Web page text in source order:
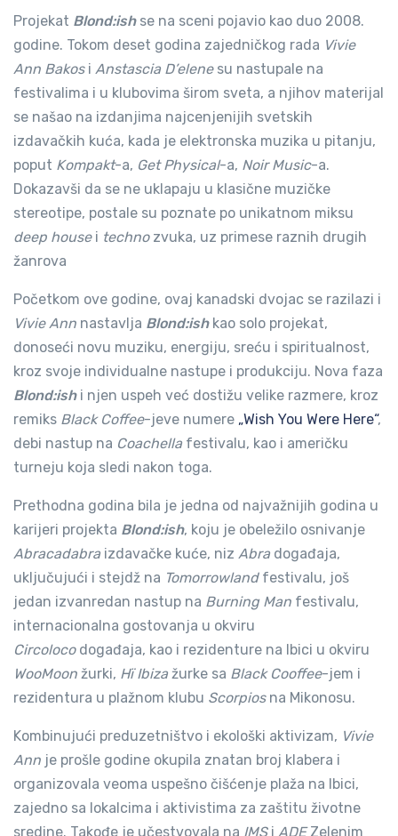
Projekat Blond:ishse na sceni pojavio kao duo 2008.
godine. Tokom deset godina zajedničkog rada Vivie
Ann Bakosi Anstascia D’elenesu nastupale na
festivalima i u klubovima širom sveta, a njihov materijal
se našao na izdanjima najcenjenijih svetskih
izdavačkih kuća, kada je elektronska muzika u pitanju,
poput Kompakt-a, Get Physical-a, Noir Music-a.
Dokazavši da se ne uklapaju u klasične muzičke
stereotipe, postale su poznate po unikatnom miksu
deep housei technozvuka, uz primese raznih drugih
žanrova
Početkom ove godine, ovaj kanadski dvojac se razilazi i
Vivie Ann nastavlja Blond:ishkao solo projekat,
donoseći novu muziku, energiju, sreću i spiritualnost,
kroz svoje individualne nastupe i produkciju. Nova faza
Blond:ishi njen uspeh već dostižu velike razmere, kroz
remiks Black Coffee-jeve numere „Wish You Were Here“,
debi nastup na Coachella festivalu, kao i američku
turneju koja sledi nakon toga.
Prethodna godina bila je jedna od najvažnijih godina u
karijeri projekta Blond:ish, koju je obeležilo osnivanje
Abracadabra izdavačke kuće, niz Abra događaja,
uključujući i stejdž na Tomorrowlandfestivalu, još
jedan izvanredan nastup na Burning Man festivalu,
internacionalna gostovanja u okviru
Circoloco događaja, kao i rezidenture na Ibici u okviru
WooMoon žurki, Hï Ibiza žurke sa Black Cooffee-jem i
rezidentura u plažnom klubu Scorpiosna Mikonosu.
Kombinujući preduzetništvo i ekološki aktivizam, Vivie
Ann je prošle godine okupila znatan broj klabera i
organizovala veoma uspešno čišćenje plaža na Ibici,
zajedno sa lokalcima i aktivistima za zaštitu životne
sredine. Takođe je učestvovala na IMSi ADEZelenim